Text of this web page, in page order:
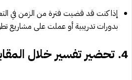
إذا كنت قد قضيت فترة من الزمن في
بدورات تدريبية أو عملت على مشاريع
4. تحضير تفسير خلال